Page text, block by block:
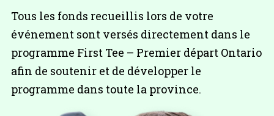
Tous les fonds recueillis lors de votre
événement sont versés directement dans le
programme First Tee – Premier départ Ontario
afin de soutenir et de développer le
programme dans toute la province.